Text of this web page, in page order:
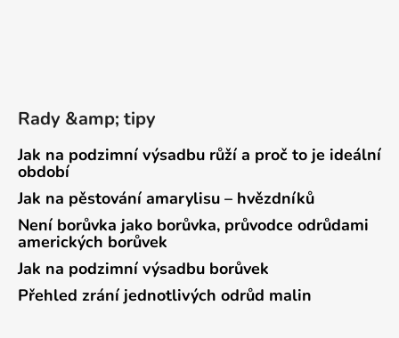
Rady &amp; tipy
Jak na podzimní výsadbu růží a proč to je ideální
období
Jak na pěstování amarylisu – hvězdníků
Není borůvka jako borůvka, průvodce odrůdami
amerických borůvek
Jak na podzimní výsadbu borůvek
Přehled zrání jednotlivých odrůd malin